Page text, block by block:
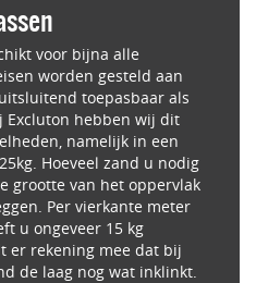
voor bijna alle
worden gesteld aan
toepasbaar als
Excluton hebben wij dit
namelijk in een
Hoeveel zand u nodig
grootte van het oppervlak
Per vierkante meter
u ongeveer 15 kg
er rekening mee dat bij
de laag nog wat inklinkt.